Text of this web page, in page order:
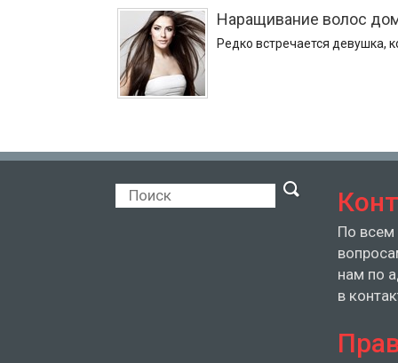
Наращивание волос
Редко встречается девушка,
По
нам по
в